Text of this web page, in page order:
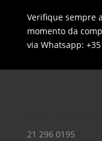
Verifique sempre
momento da
via Whatsapp:
21 296 0195